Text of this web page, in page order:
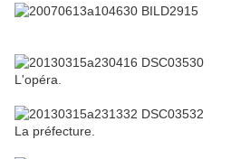
L'opéra.
La préfecture.